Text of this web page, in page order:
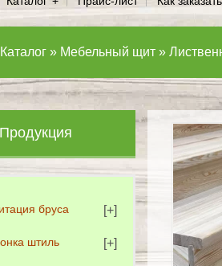
Каталог » Мебельный щит »
Продукция
бруса
штиль